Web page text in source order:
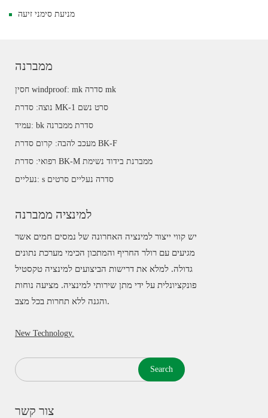
מניעת סימני זיעה
ממברנה
חסין windproof: mk סדרה mk
נוצה: סדרת MK-1 סרט נשם
עמיד: bk סדרת ממברנה
מעכב להבה: קרום סדרת BK-F
רפואי: סדרת BK-M ממברנת בידוד נשימת
נעליים: s סדרה נעליים סרטים
למינציה ממברנה
יש קווי ייצור למינציה האחרונה של נמסים חמים אשר
מגיעים עם רולר החריף והמתכון הכימי מערכת נתונים
גדולה. למלא את דרישות הביצועים למינציה טקסטיל
פונקציונלית על ידי מתן שירותי למינציה. מציעה נוחות
והגנה ללא תחרות בכל מצב.
New Technology.
Search
צור קשר